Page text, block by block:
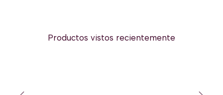
Productos vistos recientemente